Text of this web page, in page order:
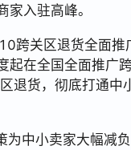
家入驻高峰。
跨关区退货全面推
起在全国全面推广
退货，彻底打通中
为中小卖家大幅减